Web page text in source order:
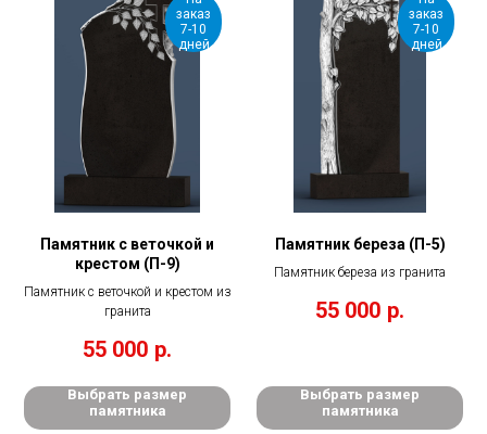
заказ
7-10
дней
Памятник с веточкой и
крестом (П-9)
Памятник с веточкой и крестом из
гранита
55 000 р.
Выбрать размер
памятника
заказ
7-10
дней
Памятник береза (П-5)
Памятник береза из гранита
55 000 р.
Выбрать размер
памятника